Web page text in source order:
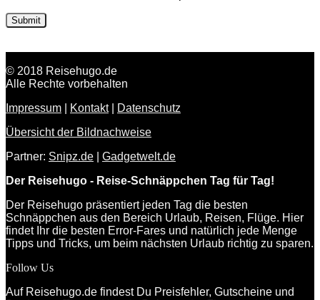
© 2018 Reisehugo.de
Alle Rechte vorbehalten
Impressum
Kontakt|
Datenschutz
Übersicht der Bildnachweise
Partner: Snipz.de
Gadgetwelt.de
Der Reisehugo - Reise-Schnäppchen Tag für Tag!
Der Reisehugo präsentiert jeden Tag die besten
Schnäppchen aus den Bereich Urlaub, Reisen, Flüge. Hier
findet Ihr die besten Error-Fares und natürlich jede Menge
Tipps und Tricks, um beim nächsten Urlaub richtig zu sparen.
Follow Us
Auf Reisehugo.de findest Du Preisfehler, Gutscheine und